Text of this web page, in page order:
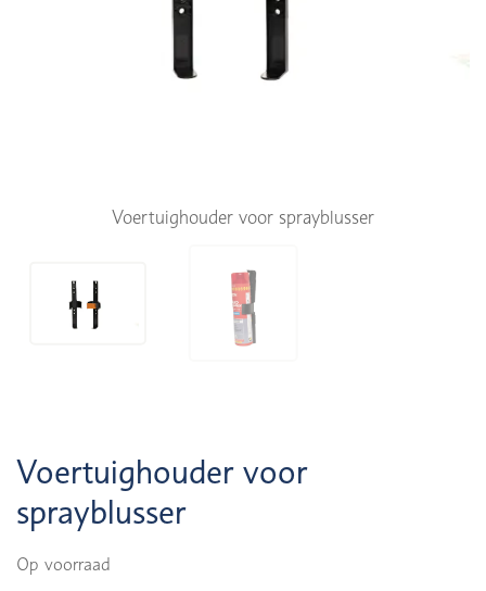
Voertuighouder voor sprayblusser
Voertuighouder voor
sprayblusser
Op voorraad